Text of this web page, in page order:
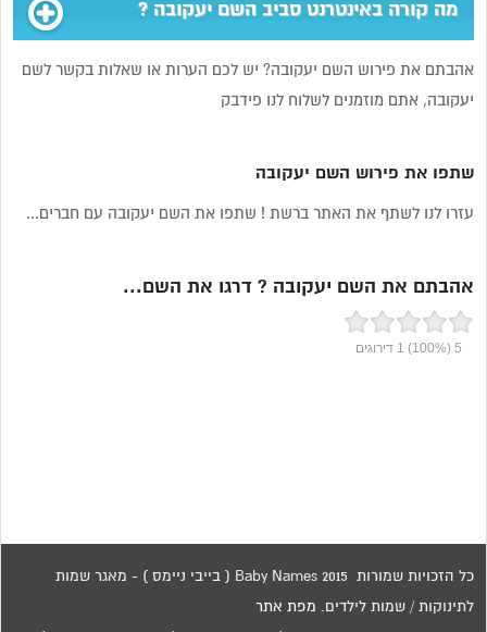
מה קורה באינטרנט סביב השם יעקובה ?
אהבתם את פירוש השם יעקובה? יש לכם הערות או שאלות בקשר לשם
יעקובה, אתם מוזמנים לשלוח לנו פידבק
שתפו את פירוש השם יעקובה
עזרו לנו לשתף את האתר ברשת ! שתפו את השם יעקובה עם חברים...
אהבתם את השם יעקובה ? דרגו את השם...
5
(100%)
1 דירוגים
כל הזכויות שמורות 2015 Baby Names ( בייבי ניימס ) - מאגר שמות
לתינוקות / שמות לילדים. מפת אתר